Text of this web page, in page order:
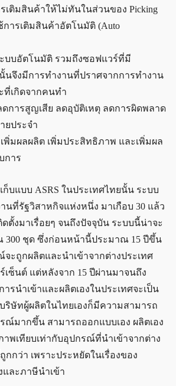
ติมสินค้าให้ไม่ทันในส่วนของ Picking
การเติมสินค้าอัตโนมัติ (Auto
บบอัตโนมัติ รวมถึงซอฟแวร์ที่มี
นจึงมีการทำงานที่ปราศจากการทำงาน
ที่เกิดจากคนทำ
ดการสูญเสีย ลดอุบัติเหตุ ลดการผิดพลาด
ยประจำ
พิ่มผลผลิต เพิ่มประสิทธิภาพ และเพิ่มผล
การ
บแบบ ASRS ในประเทศไทยนั้น ระบบ
นที่รัฐวิสาหกิจแห่งหนึ่ง มาเกือบ 30 แล้ว
ตั้งมาเรื่อยๆ จนถึงปัจจุบัน ระบบนี้น่าจะ
300 ชุด ซึ่งก่อนหน้านี้ประมาณ 15 ปีขึ้น
ะถูกผลิตและนำเข้าจากต่างประเทศ
เซ็นต์ แต่หลังจาก 15 ปีผ่านมาจนถึง
รนำเข้าและผลิตเองในประเทศจะเป็น
บริษัทผู้ผลิตในไทยเองก็มีความสามารถ
ณ์มากขึ้น สามารถออกแบบเอง ผลิตเอง
พเทียบเท่ากับอุปกรณ์ที่นำเข้าจากต่าง
กว่า เพราะประหยัดในเรื่องของ
ละภาษีนำเข้า